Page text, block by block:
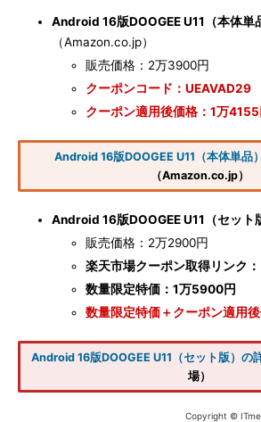
Android 16版DOOGEE U11（本体単
（Amazon.co.jp）
販売価格：2万3900円
クーポンコード：UEAVAD29
クーポン適用後価格：1万4155
Android 16版DOOGEE U11（本体単品
（Amazon.co.jp）
Android 16版DOOGEE U11（セット
販売価格：2万2900円
楽天市場クーポン取得リンク：
数量限定特価：1万5900円
数量限定特価＋クーポン適用
Android 16版DOOGEE U11（セット版）の
場）
Copyright ©